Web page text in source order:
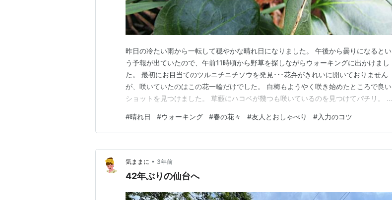
昨日の冷たい雨から一転して穏やかな晴れ日になりました。 午後から曇りになるとい
う予報が出ていたので、午前11時頃から野草を探しながらウォーキングに出かけまし
た。 最初にお目当てのツルニチニチソウを発見･･･花弁がきれいに開いておりません
が、咲いていたのはこの花一輪だけでした。 白梅もようやく咲き始めたところで良い
ショットを見つけました。 草藪にハコベが幾つも咲いているのを見つけてパチリ。 ハ
方々に咲いていました。 友人のお宅の植木畑に紅梅が満開でした。 タイミング良く友
人が外出先から帰って来た所にバッタリ出会い、久…
#晴れ日 #ウォーキング #春の花々 #友人とおしゃべり #入力のコツ
気ままに • 3年前
42年ぶりの仙台へ